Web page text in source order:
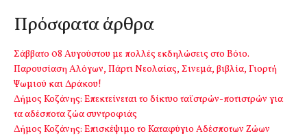
Πρόσφατα άρθρα
Σάββατο 08 Αυγούστου με πολλές εκδηλώσεις στο Βόιο.
Παρουσίαση Αλόγων, Πάρτι Νεολαίας, Σινεμά, βιβλία, Γιορτή
Ψωμιού και Δράκου!
Δήμος Κοζάνης: Επεκτείνεται το δίκτυο ταϊστρών-ποτιστρών για
τα αδέσποτα ζώα συντροφιάς
Δήμος Κοζάνης: Επισκέψιμο το Καταφύγιο Αδέσποτων Ζώων